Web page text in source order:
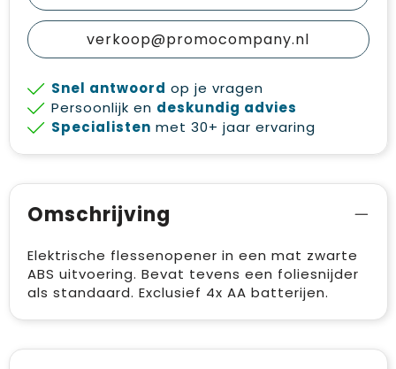
verkoop@promocompany.nl
Snel antwoord op je vragen
Persoonlijk en deskundig advies
Specialisten met 30+ jaar ervaring
Omschrijving
Elektrische flessenopener in een mat zwarte
ABS uitvoering. Bevat tevens een foliesnijder
als standaard. Exclusief 4x AA batterijen.